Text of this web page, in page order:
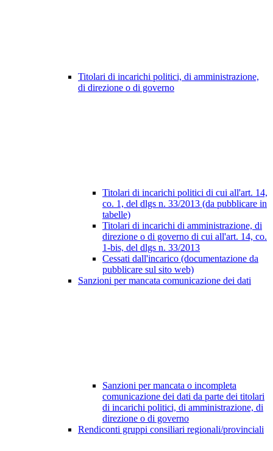
Titolari di incarichi politici, di amministrazione,
di direzione o di governo
Titolari di incarichi politici di cui all'art. 14,
co. 1, del dlgs n. 33/2013 (da pubblicare in
tabelle)
Titolari di incarichi di amministrazione, di
direzione o di governo di cui all'art. 14, co.
1-bis, del dlgs n. 33/2013
Cessati dall'incarico (documentazione da
pubblicare sul sito web)
Sanzioni per mancata comunicazione dei dati
Sanzioni per mancata o incompleta
comunicazione dei dati da parte dei titolari
di incarichi politici, di amministrazione, di
direzione o di governo
Rendiconti gruppi consiliari regionali/provinciali